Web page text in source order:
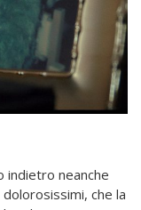
indietro neanche
che la